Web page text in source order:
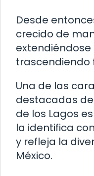
Desde
crecido de
trascendiendo
Una de las
destacadas
de los Lagos
la identifica
y refleja la
México.